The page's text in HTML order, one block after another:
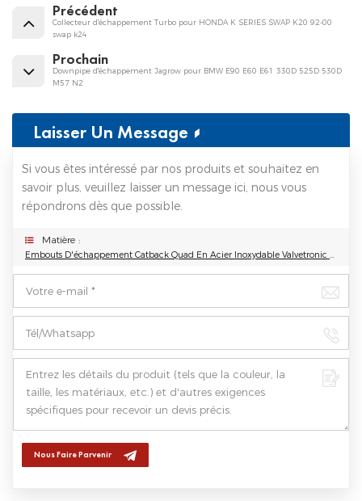
Précédent
Collecteur d'échappement Turbo pour HONDA K SERIES SWAP K20 92-00
swap k24
Prochain
Downpipe d'échappement Jagrow pour BMW E90 E60 E61 330D 525D 530D
M57 N2
Laisser Un Message
Si vous êtes intéressé par nos produits et souhaitez en
savoir plus, veuillez laisser un message ici, nous vous
répondrons dès que possible.
Matière :
Embouts D'échappement Catback Quad En Acier Inoxydable Valvetronic Pour BMW X5M F95 X6M F96 2020+
Nous Faire Parvenir